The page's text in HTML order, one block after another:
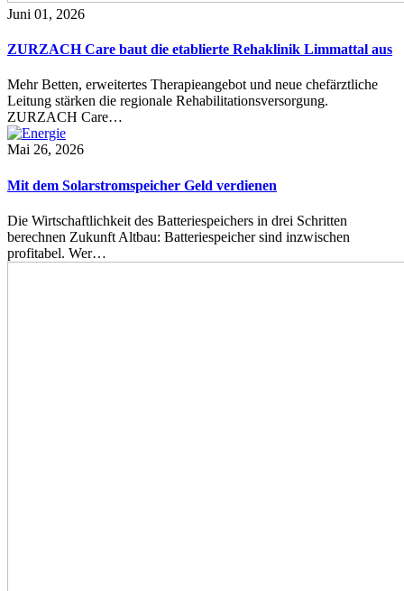
Juni 01, 2026
ZURZACH Care baut die etablierte Rehaklinik Limmattal aus
Mehr Betten, erweitertes Therapieangebot und neue chefärztliche
Leitung stärken die regionale Rehabilitationsversorgung.
ZURZACH Care…
Mai 26, 2026
Mit dem Solarstromspeicher Geld verdienen
Die Wirtschaftlichkeit des Batteriespeichers in drei Schritten
berechnen Zukunft Altbau: Batteriespeicher sind inzwischen
profitabel. Wer…